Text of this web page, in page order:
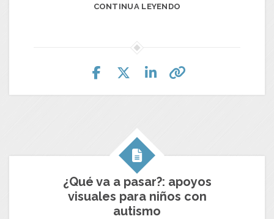
CONTINUA LEYENDO
¿Qué va a pasar?: apoyos
visuales para niños con
autismo